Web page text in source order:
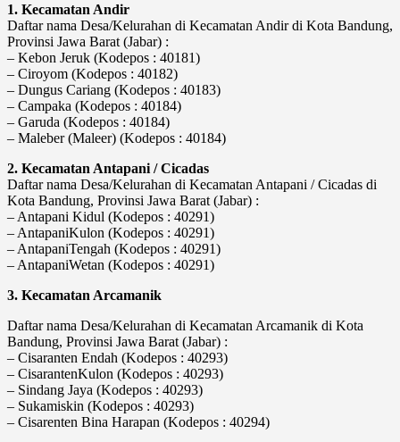
1. Kecamatan Andir
Daftar nama Desa/Kelurahan di Kecamatan Andir di Kota Bandung,
Provinsi Jawa Barat (Jabar) :
– Kebon Jeruk (Kodepos : 40181)
– Ciroyom (Kodepos : 40182)
– Dungus Cariang (Kodepos : 40183)
– Campaka (Kodepos : 40184)
– Garuda (Kodepos : 40184)
– Maleber (Maleer) (Kodepos : 40184)
2. Kecamatan Antapani / Cicadas
Daftar nama Desa/Kelurahan di Kecamatan Antapani / Cicadas di
Kota Bandung, Provinsi Jawa Barat (Jabar) :
– Antapani Kidul (Kodepos : 40291)
– AntapaniKulon (Kodepos : 40291)
– AntapaniTengah (Kodepos : 40291)
– AntapaniWetan (Kodepos : 40291)
3. Kecamatan Arcamanik
Daftar nama Desa/Kelurahan di Kecamatan Arcamanik di Kota
Bandung, Provinsi Jawa Barat (Jabar) :
– Cisaranten Endah (Kodepos : 40293)
– CisarantenKulon (Kodepos : 40293)
– Sindang Jaya (Kodepos : 40293)
– Sukamiskin (Kodepos : 40293)
– Cisarenten Bina Harapan (Kodepos : 40294)